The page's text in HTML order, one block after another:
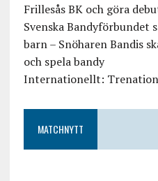
Frillesås BK och göra
Svenska
barn – Snöharen Bandis
och spela bandy
Internationellt:
MATCHNYTT